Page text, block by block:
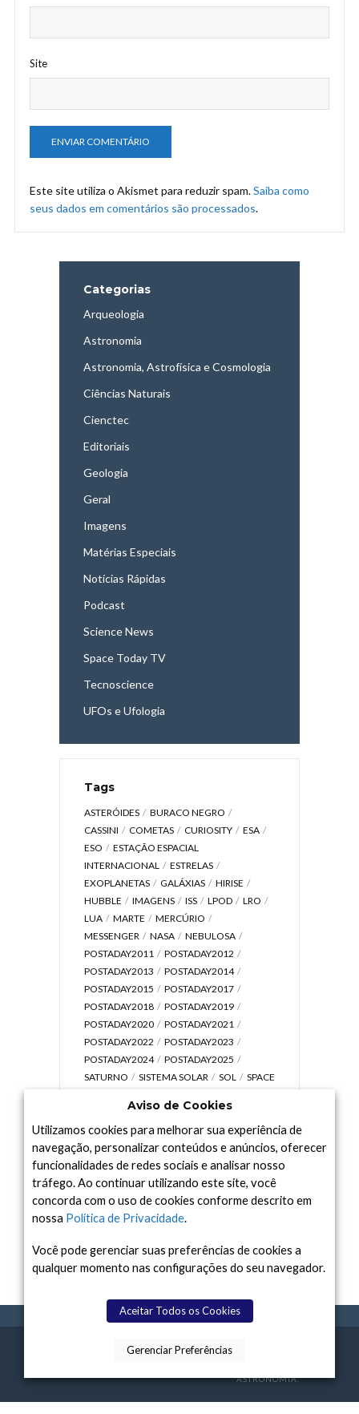
Site
Este site utiliza o Akismet para reduzir spam.Saiba como
seus dados em comentários são processados.
Categorias
Arqueologia
Astronomia
Astronomia, Astrofísica e Cosmologia
Ciências Naturais
Cienctec
Editoriais
Geologia
Geral
Imagens
Matérias Especiais
Notícias Rápidas
Podcast
Science News
Space Today TV
Tecnoscience
UFOs e Ufologia
Tags
ASTERÓIDES
BURACO NEGRO
CASSINI
COMETAS CURIOSITY
ESA
ESO
ESTAÇÃO ESPACIAL
INTERNACIONAL
ESTRELAS
EXOPLANETAS
GALÁXIAS
HIRISE
HUBBLE
IMAGENS ISS LPOD
LRO
LUA
MARTE
MERCÚRIO
MESSENGER
NASA
NEBULOSA
POSTADAY2011
POSTADAY2012
POSTADAY2013
POSTADAY2014
POSTADAY2015
POSTADAY2017
POSTADAY2018
POSTADAY2019
POSTADAY2020
POSTADAY2021
POSTADAY2022
POSTADAY2023
POSTADAY2024
POSTADAY2025
SATURNO
SISTEMA SOLAR SOL
SPACE
UNIVERSO
VÍDEO
Arquivo
Arquivo
TERMOS CONTATO SPACE TODAY
ASTRONOMIA.
Aviso de Cookies
Utilizamos cookies para melhorar sua experiência de
navegação, personalizar conteúdos e anúncios, oferecer
funcionalidades de redes sociais e analisar nosso
tráfego. Ao continuar utilizando este site, você
concorda com o uso de cookies conforme descrito em
nossa Política de Privacidade.
Você pode gerenciar suas preferências de cookies a
qualquer momento nas configurações do seu navegador.
Aceitar Todos os Cookies
Gerenciar Preferências